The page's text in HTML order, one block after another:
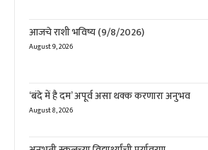
आजचे राशी भविष्य (9/8/2026)
August 9, 2026
‘बंदे में है दम’ अपूर्व असा थक्क करणारा अनुभव
August 8, 2026